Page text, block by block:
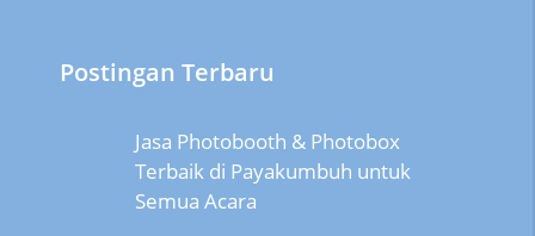
Postingan Terbaru
Jasa Photobooth & Photobox
Terbaik di Payakumbuh untuk
Semua Acara